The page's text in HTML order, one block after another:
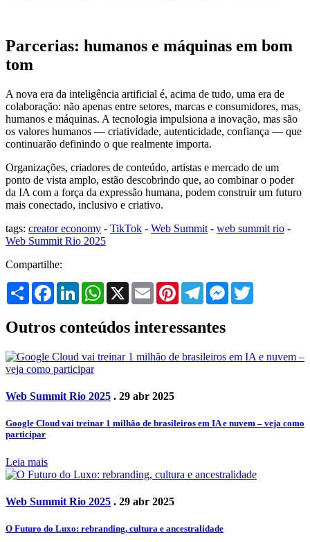
Parcerias: humanos e máquinas em bom
tom
A nova era da inteligência artificial é, acima de tudo, uma era de
colaboração: não apenas entre setores, marcas e consumidores, mas,
humanos e máquinas. A tecnologia impulsiona a inovação, mas são
os valores humanos — criatividade, autenticidade, confiança — que
continuarão definindo o que realmente importa.
Organizações, criadores de conteúdo, artistas e mercado de um
ponto de vista amplo, estão descobrindo que, ao combinar o poder
da IA com a força da expressão humana, podem construir um futuro
mais conectado, inclusivo e criativo.
tags: creator economy - TikTok - Web Summit - web summit rio -
Web Summit Rio 2025
Compartilhe:
Share FacebookLinkedInWhatsApp
X Email PinterestTelegramMessenger
Outros conteúdos interessantes
Web Summit Rio 2025 . 29 abr 2025
Google Cloud vai treinar 1 milhão de brasileiros em IA e nuvem – veja como
participar
Leia mais
Web Summit Rio 2025 . 29 abr 2025
O Futuro do Luxo: rebranding, cultura e ancestralidade